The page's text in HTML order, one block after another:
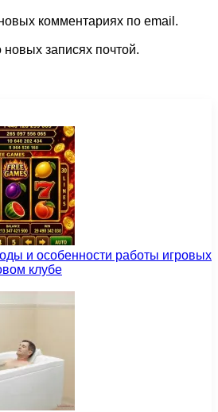
комментариях по email.
записях почтой.
и особенности работы игровых
клубе